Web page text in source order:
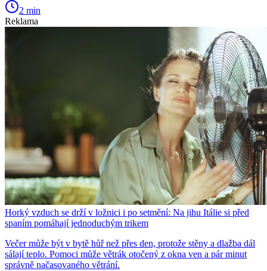
2 min
Reklama
Horký vzduch se drží v ložnici i po setmění: Na jihu Itálie si před
spaním pomáhají jednoduchým trikem
Večer může být v bytě hůř než přes den, protože stěny a dlažba dál
sálají teplo. Pomoci může větrák otočený z okna ven a pár minut
správně načasovaného větrání.